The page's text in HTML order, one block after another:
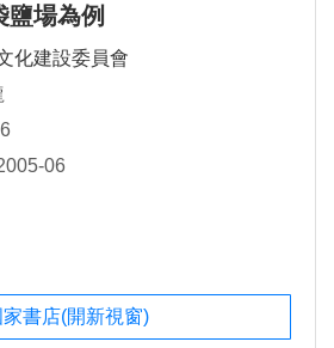
鹽場為例
化建設委員會
06
家書店(開新視窗)